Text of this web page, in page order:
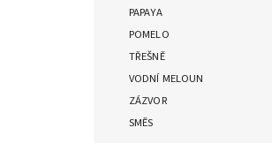
PAPAYA
POMELO
TŘEŠNĚ
VODNÍ MELOUN
ZÁZVOR
SMĚS